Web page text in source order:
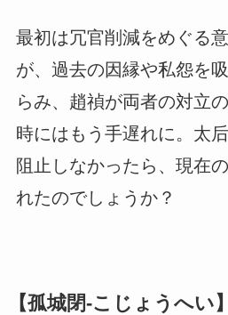
最初は冗官削減をめぐる
が、過去の因縁や私怨を
らみ、趙禎が両者の対立
時にはもう手遅れに。太
阻止しなかったら、現在
れたのでしょうか？
【孤城閉-こじょうへい